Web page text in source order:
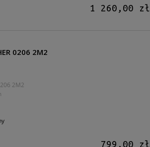
1 260,00 zł
0206 2M2
2M2
799,00 zł